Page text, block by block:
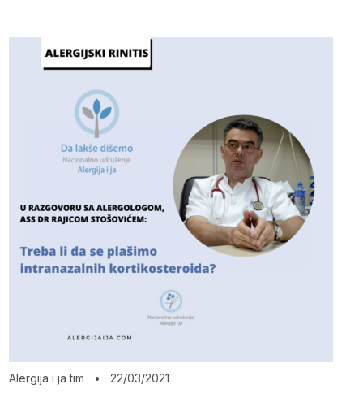
Alergija i ja tim •22/03/2021